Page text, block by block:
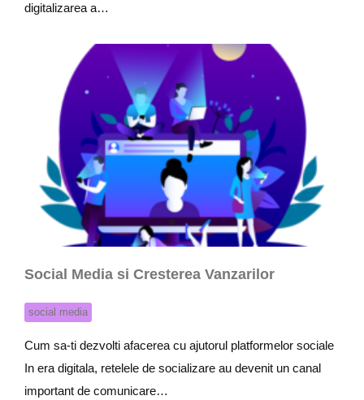
digitalizarea a…
Social Media si Cresterea Vanzarilor
social media
Cum sa-ti dezvolti afacerea cu ajutorul platformelor sociale
In era digitala, retelele de socializare au devenit un canal
important de comunicare…